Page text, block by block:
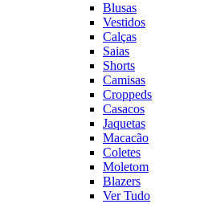
Blusas
Vestidos
Calças
Saias
Shorts
Camisas
Croppeds
Casacos
Jaquetas
Macacão
Coletes
Moletom
Blazers
Ver Tudo